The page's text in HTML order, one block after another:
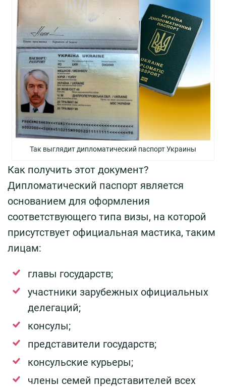
Так выглядит дипломатический паспорт Украины
Как получить этот документ?
Дипломатический паспорт является
основанием для оформления
соответствующего типа визы, на которой
присутствует официальная мастика, таким
лицам:
главы государств;
участники зарубежных официальных
делегаций;
консулы;
представители государств;
консульские курьеры;
члены семей представителей всех